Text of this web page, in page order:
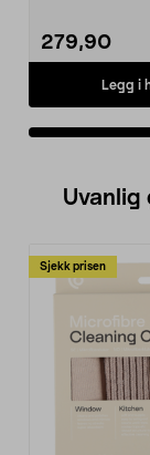
279,90
Legg i
Uvanlig
Sjekk prisen